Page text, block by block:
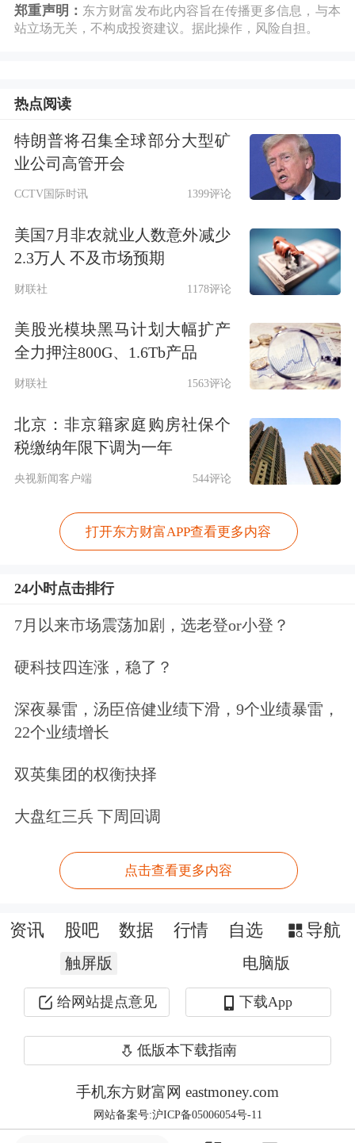
业务收入达19.93亿元，同比增长
和国际化布局的进一步加速，公司将在
销售与研发领域保持战略性投入，以支
新升级。公司将继续坚持精细化费用管
理与资源优化，预计研发与销售费用率
将保持稳健水平，实现增长与效益的高
度平衡，进一步巩固公司在全球高端医
疗影像领域的领先地位。
精密、珀莱雅等众多个股获超100家机
构调研。
研中表示，公司坚定看好
来的核心产业，其发展将重塑全球经济
格局，预计大部分传统劳动密集型工作
将被高效、智能的机器人替代，推动生
建设中，旨在优化供应链布局，提升全
球竞争力，为后续产能扩张奠定基础。
接“机器人”时代的到来。
郑重声明： 东方财富发布此内容旨在传播更多信息，与本
站立场无关，不构成投资建议。据此操作，风险自担。
热点阅读
特朗普将召集全球部分大型矿
业公司高管开会
CCTV国际时讯 1399评论
美国7月非农就业人数意外减少
2.3万人 不及市场预期
财联社 1178评论
美股光模块黑马计划大幅扩产
全力押注800G、1.6Tb产品
财联社 1563评论
北京：非京籍家庭购房社保个
税缴纳年限下调为一年
央视新闻客户端 544评论
打开东方财富APP查看更多内容
24小时点击排行
7月以来市场震荡加剧，选老登or小登？
硬科技四连涨，稳了？
深夜暴雷，汤臣倍健业绩下滑，9个业绩暴雷，
22个业绩增长
双英集团的权衡抉择
大盘红三兵 下周回调
点击查看更多内容
资讯 股吧 数据 行情 自选 导航
触屏版 电脑版
给网站提点意见 下载App
低版本下载指南
手机东方财富网 eastmoney.com
网站备案号:沪ICP备05006054号-11